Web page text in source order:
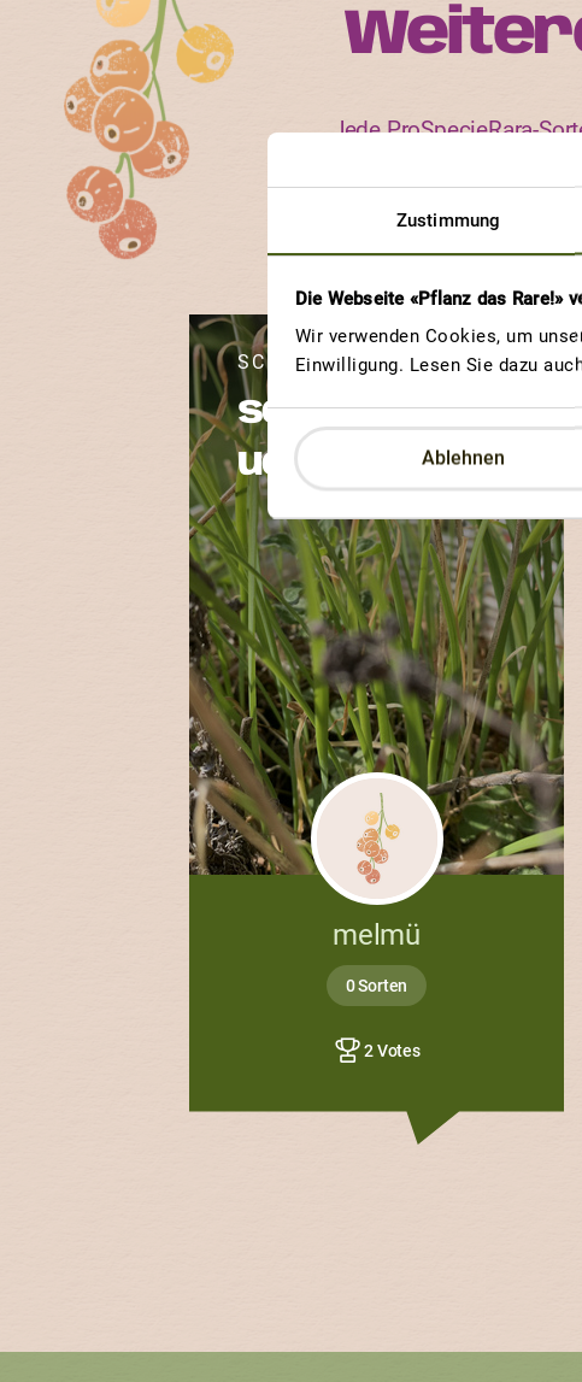
Zustimmung
Die Webseite «Pflanz das Rare!»
Wir verwenden Cookies, um
Einwilligung. Lesen Sie dazu
Ablehnen
Jede ProSpecieRara-
SCHNITTKNOBLAUCH DW
schnittknobla
uch
melmü
0 Sorten
2 Votes